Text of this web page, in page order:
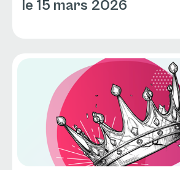
le 15 mars 2026